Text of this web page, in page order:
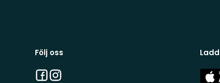
Följ oss
Facebook
Instagram
App